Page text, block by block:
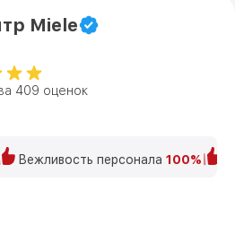
Miele
409 оценок
Вежливость персонала 100%